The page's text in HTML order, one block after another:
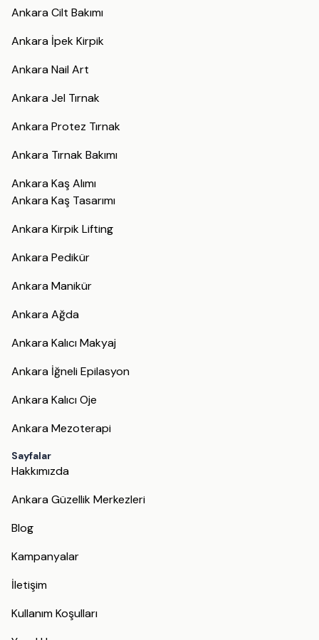
Ankara Cilt Bakımı
Ankara İpek Kirpik
Ankara Nail Art
Ankara Jel Tırnak
Ankara Protez Tırnak
Ankara Tırnak Bakımı
Ankara Kaş Alımı
Ankara Kaş Tasarımı
Ankara Kirpik Lifting
Ankara Pedikür
Ankara Manikür
Ankara Ağda
Ankara Kalıcı Makyaj
Ankara İğneli Epilasyon
Ankara Kalıcı Oje
Ankara Mezoterapi
Sayfalar
Hakkımızda
Ankara Güzellik Merkezleri
Blog
Kampanyalar
İletişim
Kullanım Koşulları